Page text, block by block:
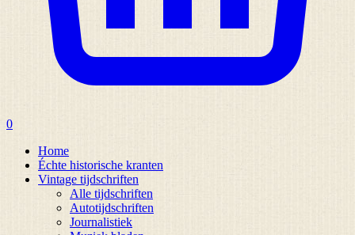
0
Home
Échte historische kranten
Vintage tijdschriften
Alle tijdschriften
Autotijdschriften
Journalistiek